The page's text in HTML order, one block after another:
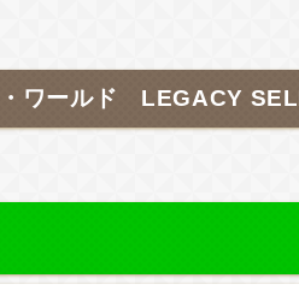
ワールド LEGACY